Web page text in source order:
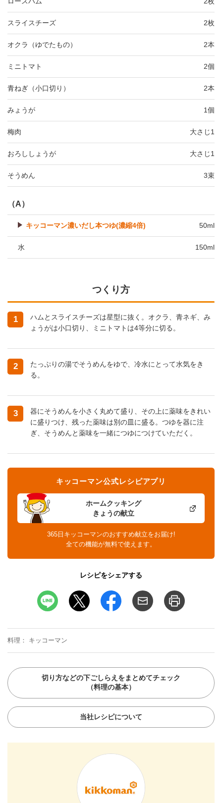
スライスチーズ 2枚
オクラ（ゆでたもの） 2本
ミニトマト 2個
青ねぎ（小口切り） 2本
みょうが 1個
梅肉 大さじ1
おろししょうが 大さじ1
そうめん 3束
（A）
キッコーマン濃いだし本つゆ(濃縮4倍) 50ml
水 150ml
つくり方
1
ハムとスライスチーズは星型に抜く。オクラ、青ネギ、み
ょうがは小口切り、ミニトマトは4等分に切る。
2
たっぷりの湯でそうめんをゆで、冷水にとって水気をき
る。
3
器にそうめんを小さく丸めて盛り、その上に薬味をきれい
に盛りつけ、残った薬味は別の皿に盛る。つゆを器に注
ぎ、そうめんと薬味を一緒につゆにつけていただく。
ホームクッキング
きょうの献立
キッコーマン公式レシピアプリ
365日キッコーマンのおすすめ献立をお届け!
全ての機能が無料で使えます。
レシピをシェアする
料理 キッコーマン
切り方などの下ごしらえをまとめてチェック
（料理の基本）
当社レシピについて